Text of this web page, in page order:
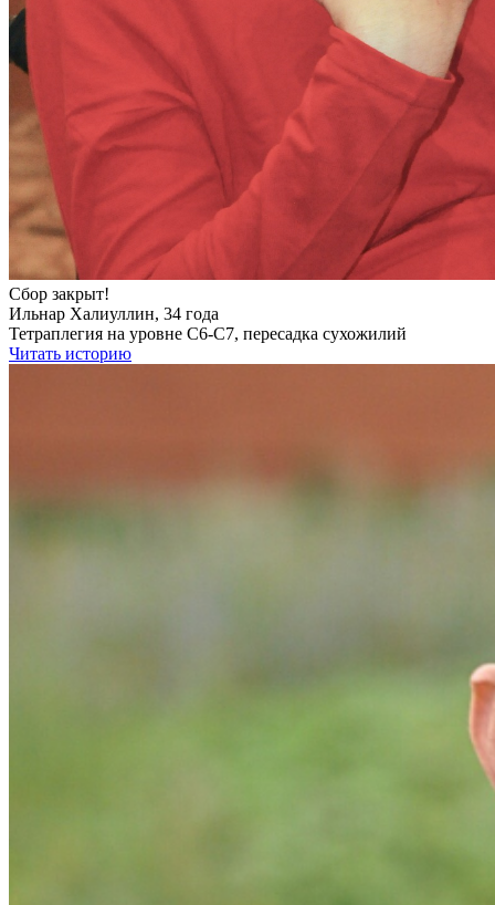
Сбор закрыт!
Ильнар Халиуллин, 34 года
Тетраплегия на уровне С6-С7, пересадка сухожилий
Читать историю